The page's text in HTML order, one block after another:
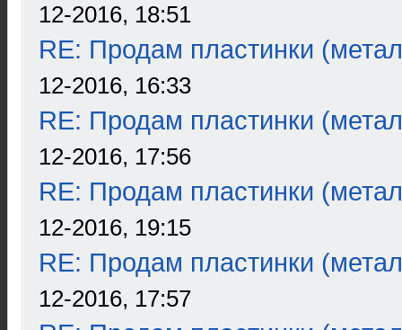
12-2016, 18:51
RE: Продам пластинки
12-2016, 16:33
RE: Продам пластинки
12-2016, 17:56
RE: Продам пластинки
12-2016, 19:15
RE: Продам пластинки
12-2016, 17:57